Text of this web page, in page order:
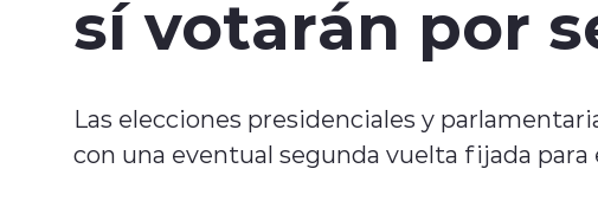
sí votarán por
Las elecciones presidenciales y
con una eventual segunda vuelta fijada para